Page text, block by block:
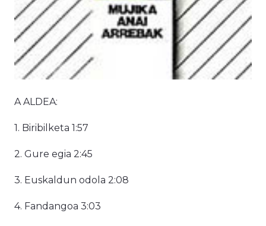
A ALDEA:
1. Biribilketa 1:57
2. Gure egia 2:45
3. Euskaldun odola 2:08
4. Fandangoa 3:03